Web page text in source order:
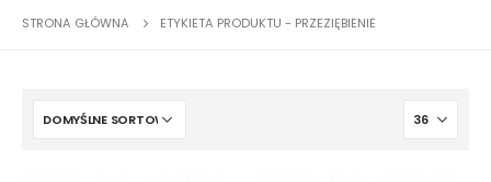
STRONA GŁÓWNA ETYKIETA PRODUKTU - PRZEZIĘBIENIE